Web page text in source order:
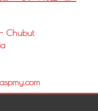
Chubut